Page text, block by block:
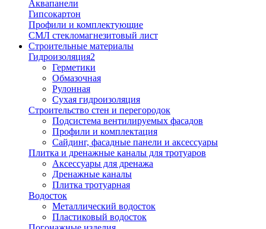
Аквапанели
Гипсокартон
Профили и комплектующие
СМЛ стекломагнезитовый лист
Строительные материалы
Гидроизоляция2
Герметики
Обмазочная
Рулонная
Сухая гидроизоляция
Строительство стен и перегородок
Подсистема вентилируемых фасадов
Профили и комплектация
Сайдинг, фасадные панели и аксессуары
Плитка и дренажные каналы для тротуаров
Аксессуары для дренажа
Дренажные каналы
Плитка тротуарная
Водосток
Металлический водосток
Пластиковый водосток